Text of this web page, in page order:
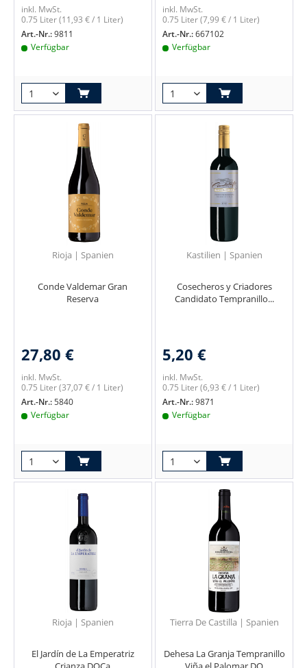
inkl. MwSt.
0.75 Liter(11,93 € / 1 Liter)
Art.-Nr.:9811
Verfügbar
inkl. MwSt.
0.75 Liter(7,99 € / 1 Liter)
Art.-Nr.:667102
Verfügbar
Rioja | Spanien
Conde Valdemar Gran
Reserva
27,80 €
inkl. MwSt.
0.75 Liter(37,07 € / 1 Liter)
Art.-Nr.:5840
Verfügbar
Kastilien | Spanien
Cosecheros y Criadores
Candidato Tempranillo...
5,20 €
inkl. MwSt.
0.75 Liter(6,93 € / 1 Liter)
Art.-Nr.:9871
Verfügbar
Rioja | Spanien
El Jardín de La Emperatriz
Tierra De Castilla | Spanien
Dehesa La Granja Tempranillo